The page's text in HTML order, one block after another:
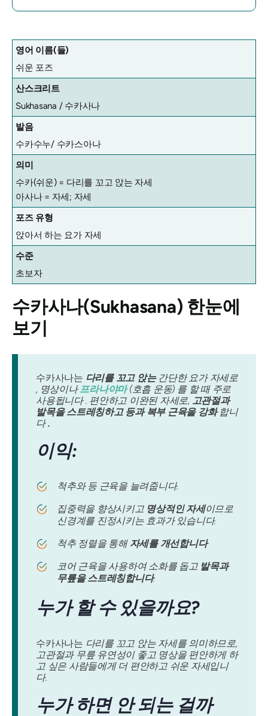
영어 이름(들)
쉬운 포즈
산스크리트
Sukhasana / 수카사나
발음
수카수누/ 수카스아나
의미
수카(쉬운) = 다리를 꼬고 앉는 자세
아사나 = 자세; 자세
포즈 유형
앉아서 하는 요가 자세
수준
초보자
수카사나(Sukhasana) 한눈에
보기
수카사나는 다리를 꼬고 앉는간단한 요가 자세로
, 명상이나프라나야마(호흡 운동) 를 할 때 주로
사용됩니다 . 편안하고 이완된 자세로, 고관절과
발목을 스트레칭하고 등과 복부 근육을 강화합니
다.
이익:
척추와 등 근육을 늘려줍니다.
집중력을 향상시키고 명상적인 자세이므로
신경계를 진정시키는 효과가 있습니다.
척추 정렬을 통해 자세를 개선합니다
코어 근육을 사용하여 소화를 돕고 발목과
무릎을 스트레칭합니다.
누가 할 수 있을까요?
수카사나는 다리를 꼬고 앉는 자세를 의미하므로,
고관절과 무릎 유연성이 좋고 명상을 편안하게 하
고 싶은 사람들에게 더 편안하고 쉬운 자세입니
다.
누가 하면 안 되는 걸까